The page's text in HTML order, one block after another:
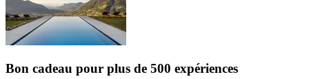
Bon cadeau pour plus de 500 expériences